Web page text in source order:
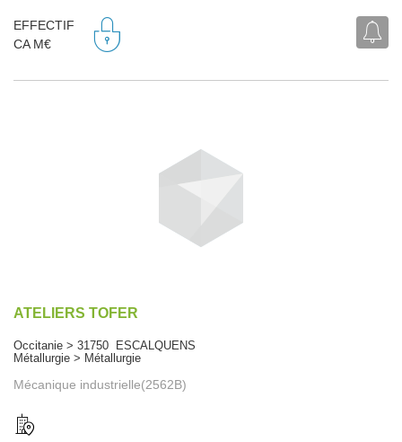
EFFECTIF
CA M€
ATELIERS TOFER
Occitanie > 31750 ESCALQUENS
Métallurgie > Métallurgie
Mécanique industrielle(2562B)